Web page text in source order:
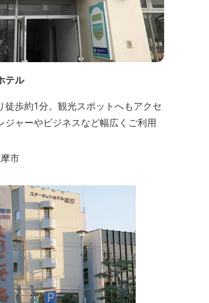
テル
徒歩約1分。観光スポットへもアクセ
ジャーやビジネスなど幅広くご利用
市